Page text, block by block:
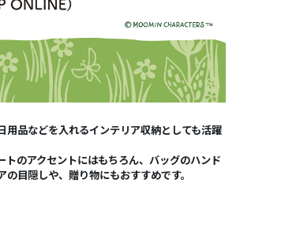
用品などを入れるインテリア収納としても活躍
トのアクセントにはもちろん、バッグのハンド
目隠しや、贈り物にもおすすめです。